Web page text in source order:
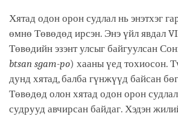
Хятад одон орон судлал нь энэтхэг
өмнө Төвөдөд ирсэн. Энэ үйл явдал
Төвөдийн эзэнт улсыг байгуулсан
btsan sgam-po) хааны үед тохиосон.
дунд хятад, балба гүнжүүд байсан
Төвөдөд олон хятад одон орон
судрууд авчирсан байдаг. Хэдэн